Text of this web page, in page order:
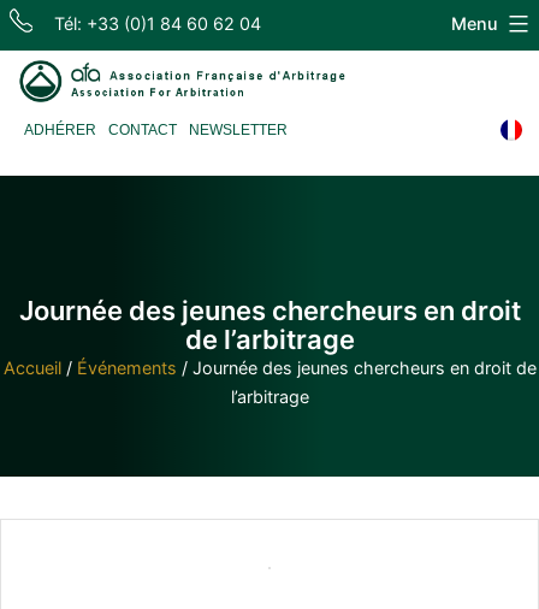
Skip
content
Tél: +33 (0)1 84 60 62 04
d'Arbitrage
ADHÉRER CONTACT NEWSLETTER
Menu
Journée des jeunes chercheurs en droit
de l’arbitrage
Accueil/ Événements / Journée des jeunes chercheurs en droit de
l’arbitrage